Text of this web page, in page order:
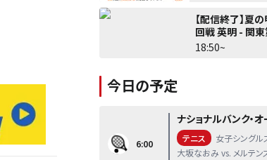
【配信終了】夏
回戦 英明 - 関
18:50~
今日の予定
6:00
ナショナルバンク・
テニス
女子シングル
大坂なおみ vs. メルテン